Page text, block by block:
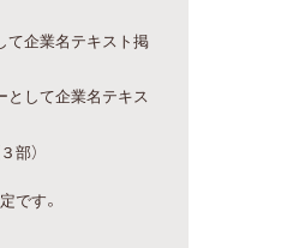
て企業名テキスト掲
として企業名テキス
部）
です。